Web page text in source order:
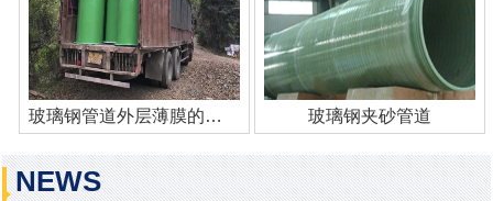
玻璃钢管道外层薄膜的作用 玻璃钢夹砂管道
NEWS